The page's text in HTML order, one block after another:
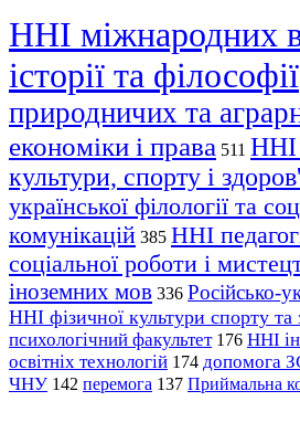
ННІ міжнародних
історії та філософії
природничих та
економіки і права 511 ННІ
культури, спорту і
української філології та
комунікацій 385 ННІ
соціальної роботи і
іноземних мов 336 Російсько-
ННІ фізичної культури спорту та
психологічний факультет 176 ННІ
освітніх технологій 174 допомога
ЧНУ 142 перемога 137 Приймальна